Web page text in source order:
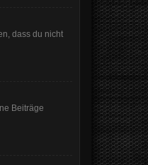
dass du nicht
Beiträge